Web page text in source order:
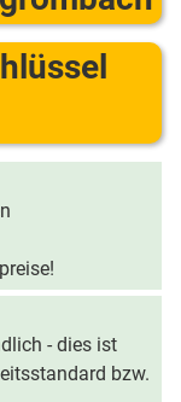
- dies ist
bzw.